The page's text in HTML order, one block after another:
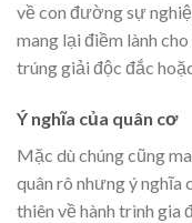
về con đường sự
mang lại điềm lành
trúng giải độc đắc
Ý nghĩa của quân cơ
Mặc dù chúng cũng
quân rô nhưng ý nghĩa
thiên về hành trình gia